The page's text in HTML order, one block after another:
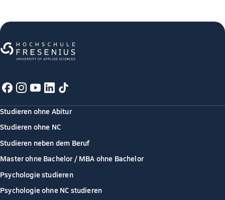
Studieren ohne Abitur
Studieren ohne NC
Studieren neben dem Beruf
Master ohne Bachelor / MBA ohne Bachelor
Psychologie studieren
Psychologie ohne NC studieren